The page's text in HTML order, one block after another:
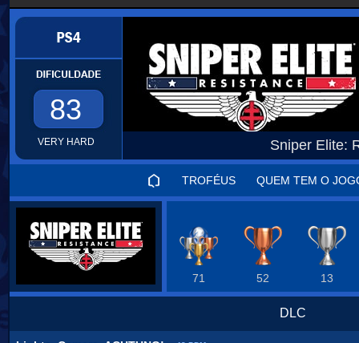
83
VERY HARD Sniper Elite:
TROFÉUS QUEM TEM O
71 52 13
DLC